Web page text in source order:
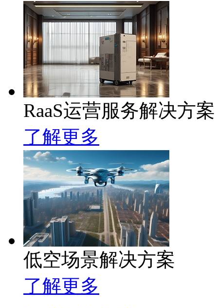
RaaS运营服务解决方案
了解更多
低空场景解决方案
了解更多